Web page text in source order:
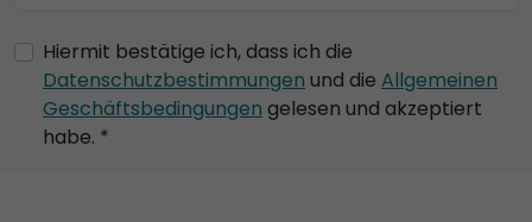
Hiermit bestätige ich, dass ich die
Datenschutzbestimmungen und die Allgemeinen
Geschäftsbedingungen gelesen und akzeptiert
habe. *